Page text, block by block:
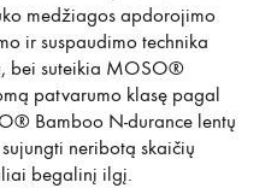
medžiagos apdorojimo
ir suspaudimo technika
bei suteikia MOSO®
patvarumo klasę pagal
Bamboo N-durance lentų
neribotą skaičių
begalinį ilgį.